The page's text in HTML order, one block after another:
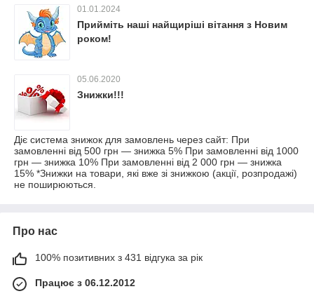
01.01.2024
Прийміть наші найщиріші вітання з Новим
роком!
05.06.2020
Знижки!!!
Діє система знижок для замовлень через сайт: При
замовленні від 500 грн ― знижка 5% При замовленні від 1000
грн ― знижка 10% При замовленні від 2 000 грн ― знижка
15% *Знижки на товари, які вже зі знижкою (акції, розпродажі)
не поширюються.
Про нас
100% позитивних з 431 відгука за рік
Працює з 06.12.2012